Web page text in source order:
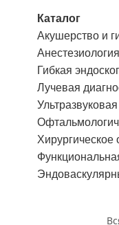
Каталог
Акушерство и
Гибкая
Лучевая
Хирургическое